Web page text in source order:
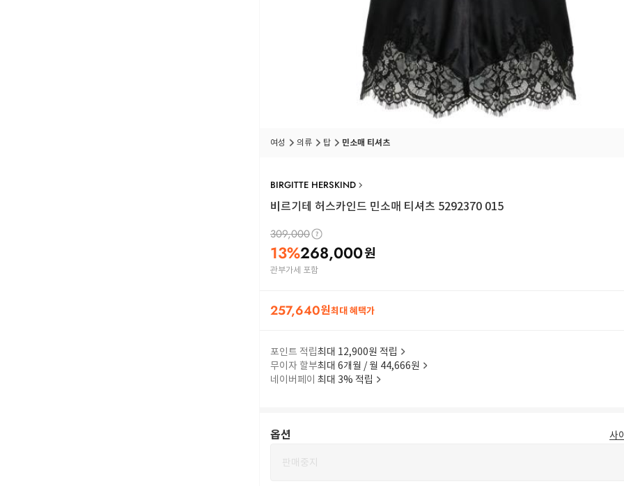
여성 의류 탑 민소매 티셔츠
BIRGITTE HERSKIND
비르기테 허스카인드 민소매 티셔츠 5292370 015
309,000
13%268,000원
관부가세 포함
257,640원최대 혜택가
포인트 적립최대 12,900원 적립
무이자 할부최대 6개월 / 월 44,666원
네이버페이 최대 3% 적립
옵션 사
판매중지